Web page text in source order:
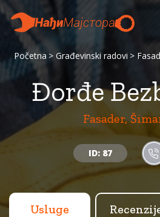
Početna Građevinski radovi
Đorđe
Fasader,
ID: 87
Usluge